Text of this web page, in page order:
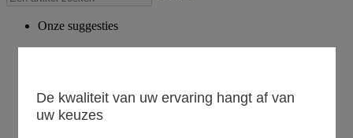
Onze suggesties
Bekijk alle artikelen
De kwaliteit van uw ervaring hangt af van
uw keuzes